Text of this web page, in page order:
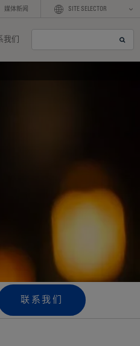
媒体新闻 SITE SELECTOR
我们
S
e
联系我们